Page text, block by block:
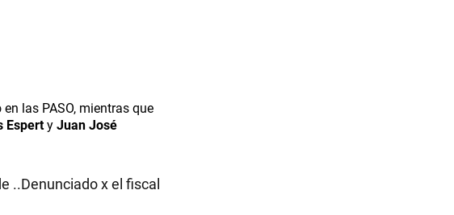
las PASO, mientras que
EspertyJuan José
..Denunciado x el fiscal